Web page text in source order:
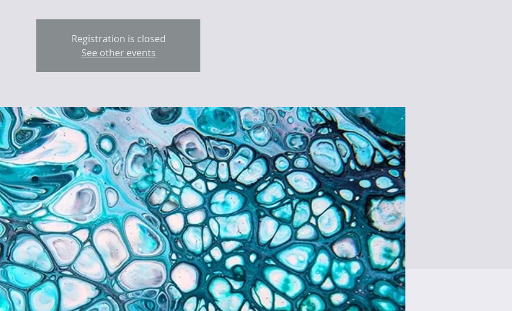
Registration is closed
See other events